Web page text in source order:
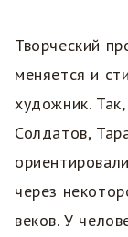
Творческий
меняется и
художник.
Солдатов,
через
веков. У